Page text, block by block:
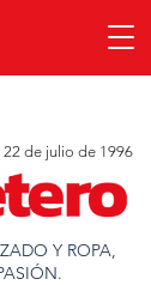
Y ROPA,
de julio de 1996